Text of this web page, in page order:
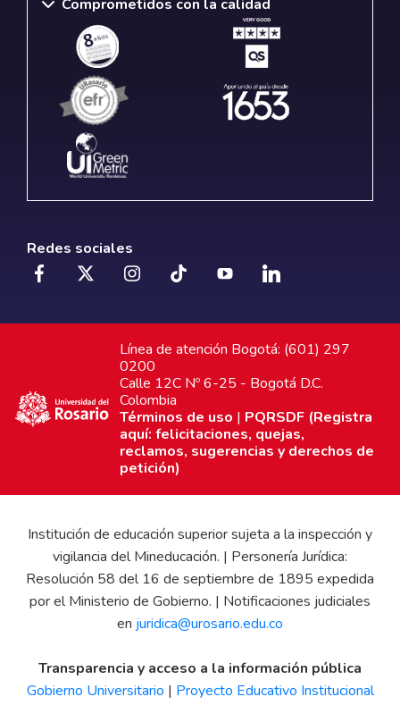
Comprometidos con la calidad
Redes sociales
Línea de atención Bogotá: (601) 297
0200
Calle 12C Nº 6-25 - Bogotá D.C.
Colombia
Términos de uso | PQRSDF (Registra
aquí: felicitaciones, quejas,
reclamos, sugerencias y derechos de
petición)
Institución de educación superior sujeta a la inspección y
vigilancia del Mineducación. | Personería Jurídica:
Resolución 58 del 16 de septiembre de 1895 expedida
por el Ministerio de Gobierno. | Notificaciones judiciales
en juridica@urosario.edu.co
Transparencia y acceso a la información pública
Gobierno Universitario | Proyecto Educativo Institucional